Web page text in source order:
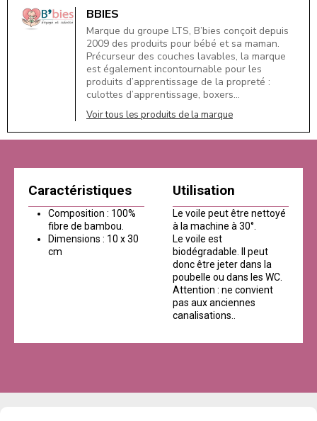
BBIES
Marque du groupe LTS, B’bies conçoit depuis
2009 des produits pour bébé et sa maman.
Précurseur des couches lavables, la marque
est également incontournable pour les
produits d’apprentissage de la propreté :
culottes d’apprentissage, boxers…
Voir tous les produits de la marque
Caractéristiques
Composition : 100%
fibre de bambou.
Dimensions : 10 x 30
cm
Utilisation
Le voile peut être nettoyé
à la machine à 30°.
Le voile est
biodégradable. Il peut
donc être jeter dans la
poubelle ou dans les WC.
Attention : ne convient
pas aux anciennes
canalisations..